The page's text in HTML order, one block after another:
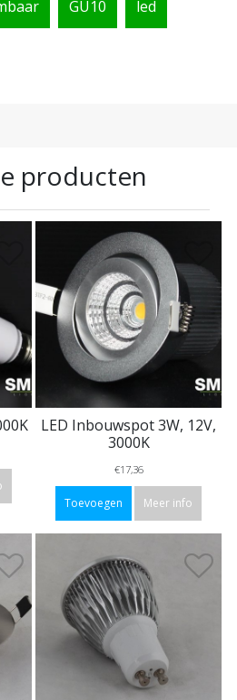
GU10 led
producten
LED Inbouwspot 3W, 12V,
3000K
€17,36
Toevoegen Meer info